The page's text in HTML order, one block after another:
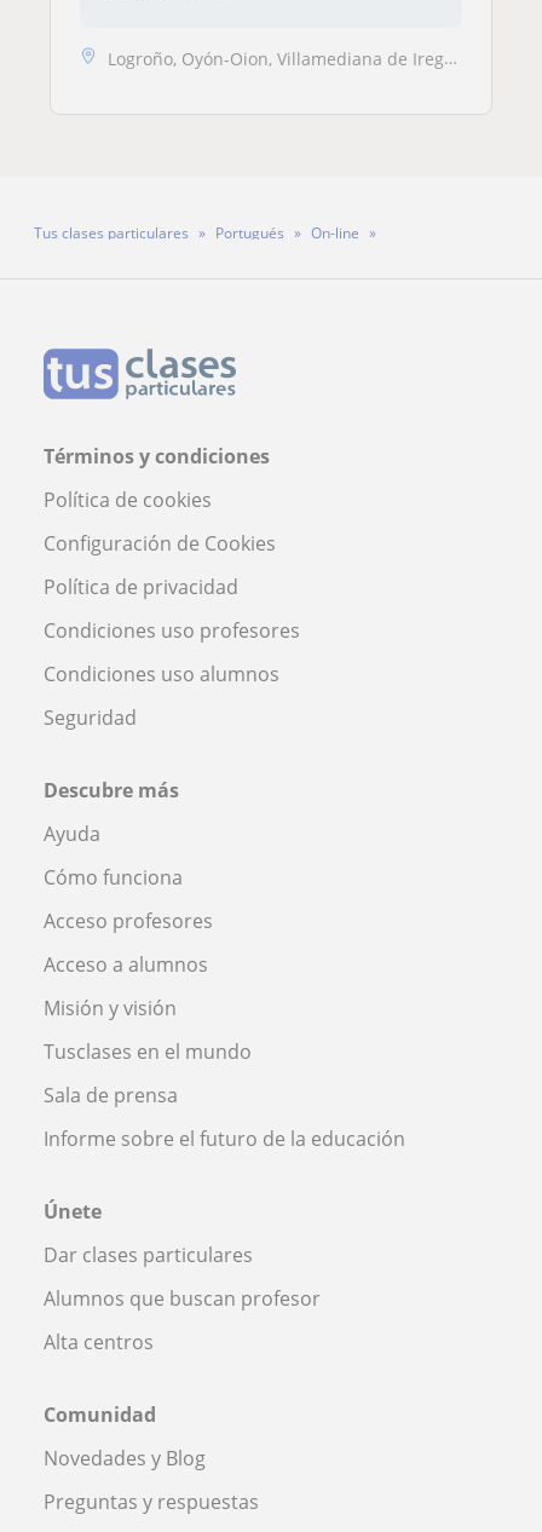
Logroño, Oyón-Oion, Villamediana de Iregua
Tus clases particulares Portugués
On-line
Términos y condiciones
Política de cookies
Configuración de Cookies
Política de privacidad
Condiciones uso profesores
Condiciones uso alumnos
Seguridad
Descubre más
Ayuda
Cómo funciona
Acceso profesores
Acceso a alumnos
Misión y visión
Tusclases en el mundo
Sala de prensa
Informe sobre el futuro de la educación
Únete
Dar clases particulares
Alumnos que buscan profesor
Alta centros
Comunidad
Novedades y Blog
Preguntas y respuestas